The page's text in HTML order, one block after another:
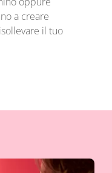
a creare
il tuo